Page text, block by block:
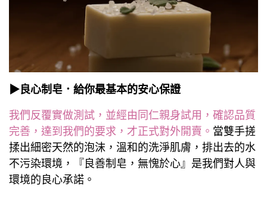
▶良心制皂．給你最基本的安心保證
我們反覆實做測試，並經由同仁親身試用，確認品質
完善，達到我們的要求，才正式對外開賣。 當雙手搓
揉出細密天然的泡沫，溫和的洗淨肌膚，排出去的水
不污染環境，『良善制皂，無愧於心』是我們對人與
環境的良心承諾。